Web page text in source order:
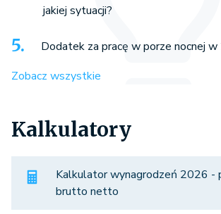
jakiej sytuacji?
Dodatek za pracę w porze nocnej
Zobacz wszystkie
Kalkulatory
Kalkulator wynagrodzeń 2026 -
brutto netto